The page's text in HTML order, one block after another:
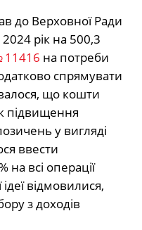
до Верховної Ради
рік на 500,3
11416 на потреби
спрямувати
що кошти
підвищення
у вигляді
ввести
на всі операції
відмовилися,
з доходів